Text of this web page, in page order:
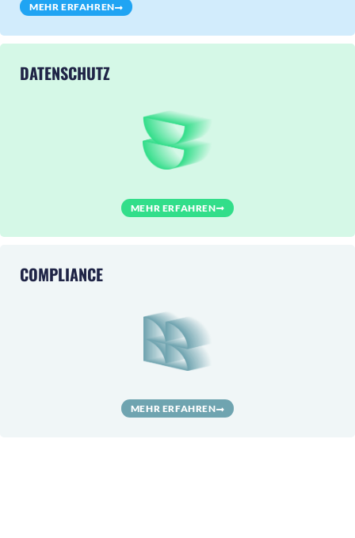
MEHR ERFAHREN
DATENSCHUTZ
MEHR ERFAHREN
COMPLIANCE
MEHR ERFAHREN